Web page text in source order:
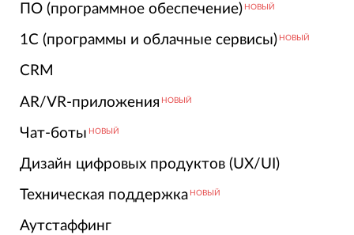
ПО (программное обеспечение) НОВЫЙ
1С (программы и облачные сервисы) НОВЫЙ
CRM
AR/VR-приложения НОВЫЙ
Чат-боты НОВЫЙ
Дизайн цифровых продуктов (UX/UI)
Техническая поддержка НОВЫЙ
Аутстаффинг